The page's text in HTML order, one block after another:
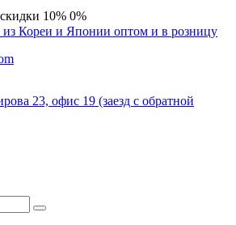
10% 0%
23, офис 19 (заезд с обратной